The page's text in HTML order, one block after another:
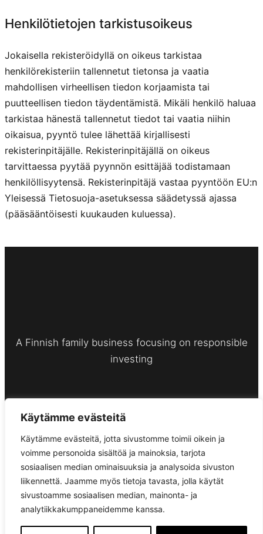
Käytämme evästeitä
Käytämme evästeitä, jotta sivustomme toimii oikein ja
voimme personoida sisältöä ja mainoksia, tarjota
sosiaalisen median ominaisuuksia ja analysoida sivuston
liikennettä. Jaamme myös tietoja tavasta, jolla käytät
sivustoamme sosiaalisen median, mainonta- ja
analytiikkakumppaneidemme kanssa.
Henkilötietojen tarkistusoikeus
Jokaisella rekisteröidyllä on oikeus tarkistaa
henkilörekisteriin tallennetut tietonsa ja vaatia
mahdollisen virheellisen tiedon korjaamista tai
puutteellisen tiedon täydentämistä. Mikäli henkilö haluaa
tarkistaa hänestä tallennetut tiedot tai vaatia niihin
oikaisua, pyyntö tulee lähettää kirjallisesti
rekisterinpitäjälle. Rekisterinpitäjällä on oikeus
tarvittaessa pyytää pyynnön esittäjää todistamaan
henkilöllisyytensä. Rekisterinpitäjä vastaa pyyntöön EU:n
Yleisessä Tietosuoja-asetuksessa säädetyssä ajassa
(pääsääntöisesti kuukauden kuluessa).
A Finnish family business focusing on responsible
investing
33200 Tampere
Finland
Cookie policy
Privacy Policy